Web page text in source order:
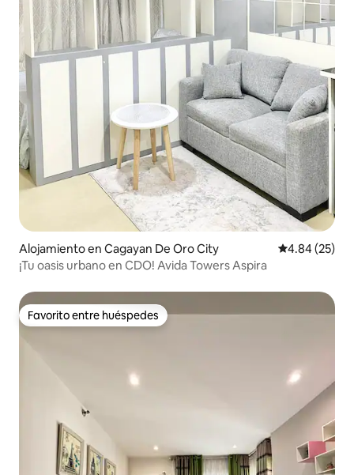
Alojamiento en Cagayan De Oro City Calificación
4.84 (25)
¡Tu oasis urbano en CDO! Avida Towers Aspira
Favorito entre huéspedes
Favorito entre huéspedes